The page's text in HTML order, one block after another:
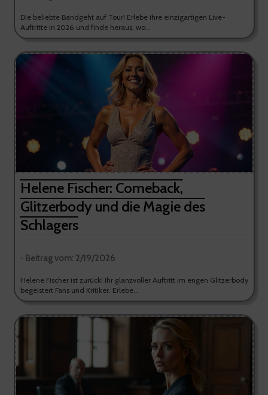
Die beliebte Bandgeht auf Tour! Erlebe ihre einzigartigen Live-
Auftritte in 2026 und finde heraus, wo...
Helene Fischer: Comeback,
Glitzerbody und die Magie des
Schlagers
⋅ Beitrag vom: 2/19/2026
Helene Fischer ist zurück! Ihr glanzvoller Auftritt im engen Glitzerbody
begeistert Fans und Kritiker. Erlebe...